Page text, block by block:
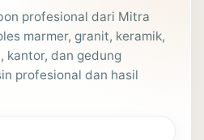
profesional dari Mitra
marmer, granit, keramik,
kantor, dan gedung
profesional dan hasil